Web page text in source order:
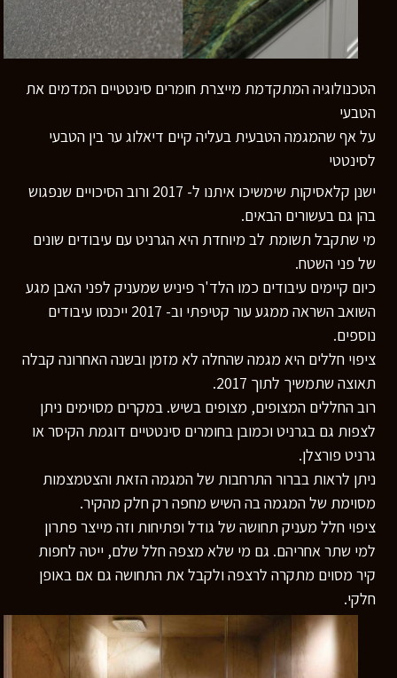
הטכנולוגיה המתקדמת מייצרת חומרים סינטטיים המדמים את
הטבעי
על אף שהמגמה הטבעית בעליה קיים דיאלוג ער בין הטבעי
לסינטטי
ישנן קלאסיקות שימשיכו איתנו ל- 2017 ורוב הסיכויים שנפגוש
בהן גם בעשורים הבאים.
מי שתקבל תשומת לב מיוחדת היא הגרניט עם עיבודים שונים
של פני השטח.
כיום קיימים עיבודים כמו הלד'ר פיניש שמעניק לפני האבן מגע
השואב השראה ממגע עור קטיפתי וב- 2017 ייכנסו עיבודים
נוספים.
ציפוי חללים היא מגמה שהחלה לא מזמן ובשנה האחרונה קבלה
תאוצה שתמשיך לתוך 2017.
רוב החללים המצופים, מצופים בשיש. במקרים מסוימים ניתן
לצפות גם בגרניט וכמובן בחומרים סינטטיים דוגמת הקיסר או
גרניט פורצלן.
ניתן לראות בברור התרחבות של המגמה הזאת והצטמצמות
מסוימת של המגמה בה השיש מחפה רק חלק מהקיר.
ציפוי חלל מעניק תחושה של גודל ופתיחות וזה מייצר פתרון
למי שתר אחריהם. גם מי שלא מצפה חלל שלם, ייטה לחפות
קיר מסוים מתקרה לרצפה ולקבל את התחושה גם אם באופן
חלקי.